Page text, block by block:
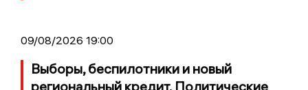
09/08/2026 19:00
Выборы, беспилотники и новый
региональный кредит. Политические